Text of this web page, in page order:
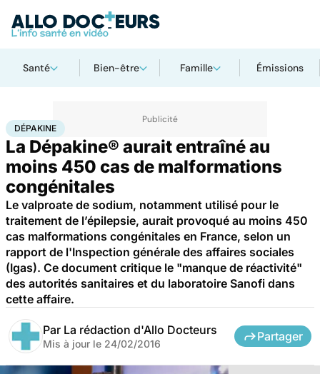
Santé Bien-être Famille Émissions
AccueilSanté
DÉPAKINE
La Dépakine® aurait entraîné au
moins 450 cas de malformations
congénitales
Le valproate de sodium, notamment utilisé pour le
traitement de l’épilepsie, aurait provoqué au moins 450
cas malformations congénitales en France, selon un
rapport de l'Inspection générale des affaires sociales
(Igas). Ce document critique le "manque de réactivité"
des autorités sanitaires et du laboratoire Sanofi dans
cette affaire.
Par La rédaction d'Allo Docteurs
Mis à jour le 24/02/2016
Partager